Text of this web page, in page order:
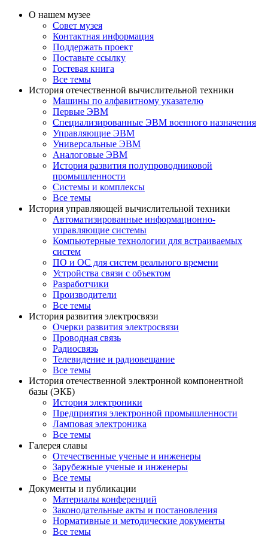
О нашем музее
Совет музея
Контактная информация
Поддержать проект
Поставьте ссылку
Гостевая книга
Все темы
История отечественной вычислительной техники
Машины по алфавитному указателю
Первые ЭВМ
Специализированные ЭВМ военного назначения
Управляющие ЭВМ
Универсальные ЭВМ
Аналоговые ЭВМ
История развития полупроводниковой
промышленности
Системы и комплексы
Все темы
История управляющей вычислительной техники
Автоматизированные информационно-
управляющие системы
Компьютерные технологии для встраиваемых
систем
ПО и ОС для систем реального времени
Устройства связи с объектом
Разработчики
Производители
Все темы
История развития электросвязи
Очерки развития электросвязи
Проводная связь
Радиосвязь
Телевидение и радиовещание
Все темы
История отечественной электронной компонентной
базы (ЭКБ)
История электроники
Предприятия электронной промышленности
Ламповая электроника
Все темы
Галерея славы
Отечественные ученые и инженеры
Зарубежные ученые и инженеры
Все темы
Документы и публикации
Материалы конференций
Законодательные акты и постановления
Нормативные и методические документы
Все темы